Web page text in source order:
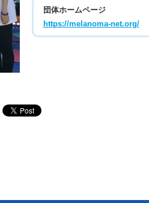
団体ホームページ
https://melanoma-net.org/